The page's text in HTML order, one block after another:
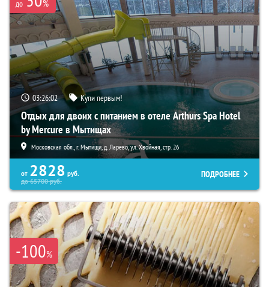
до %
03:26:01 Купи первым!
Отдых для двоих с питанием в отеле Arthurs Spa Hotel
by Mercure в Мытищах
Московская обл., г. Мытищи, д. Ларево, ул. Хвойная, стр. 26
от 2828 руб.
до65700руб.
ПОДРОБНЕЕ
-100%